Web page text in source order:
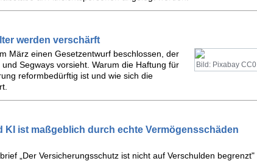
werden verschärft
Bild: Pixabay CC0
März einen Gesetzentwurf beschlossen, der
Segways vorsieht. Warum die Haftung für
reformbedürftig ist und wie sich die
KI ist maßgeblich durch echte Vermögensschäden
„Der Versicherungsschutz ist nicht auf Verschulden begrenzt"